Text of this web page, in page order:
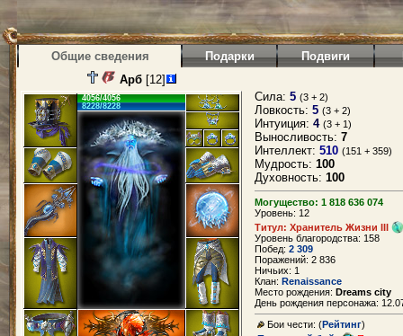
Общие сведения Подарки Подвиги
Арб[12]
4056/4056
8228/8228
Сила: 5 (3 + 2)
Ловкость: 5 (3 + 2)
Интуиция: 4 (3 + 1)
Выносливость: 7
Интеллект: 510 (151 + 359)
Мудрость: 100
Духовность: 100
Могущество: 1 818 636 074
Уровень: 12
Титул: Хранитель Жизни III
Уровень благородства: 158
Побед: 2 309
Поражений: 2 836
Ничьих: 1
Клан: Renaissance
Место рождения: Dreams city
День рождения персонажа:
Бои чести: (Рейтинг)